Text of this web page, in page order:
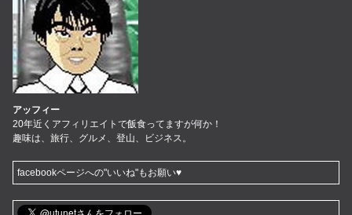
アッフィー
20年近くアフィリエイトで飯食ってますが何か！
趣味は、旅行、グルメ、登山、ビジネス。
facebookページへの"いいね"もお願い♥